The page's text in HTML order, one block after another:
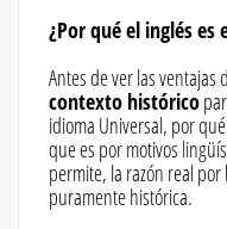
¿Por qué el inglés es
Antes de ver las
contexto histórico
idioma Universal, por
que es por motivos
permite, la razón real
puramente histórica.